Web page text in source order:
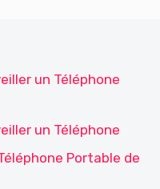
un Téléphone
un Téléphone
Portable de